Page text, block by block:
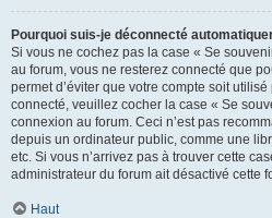
Pourquoi suis-je déconnecté
Si vous ne cochez pas la case « Se
au forum, vous ne resterez connecté que
permet d’éviter que votre compte soit
connecté, veuillez cocher la case « Se
connexion au forum. Ceci n’est pas
depuis un ordinateur public, comme une
etc. Si vous n’arrivez pas à trouver cette
administrateur du forum ait désactivé cette
Haut